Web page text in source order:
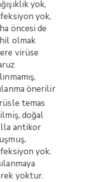
yok,
yok,
öncesi de
olmak
virüse
önerilir
temas
doğal
antikor
yok.
yoktur.